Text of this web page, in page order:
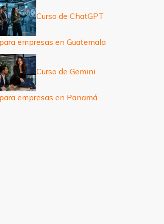
Curso de ChatGPT
para empresas en Guatemala
Curso de Gemini
para empresas en Panamá